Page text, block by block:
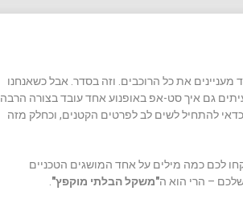
את כל הרוכבים. וזה בסדר. אבל כשאנחנו
גם איך סט-אפ באופנוע אחד עובד בצורה הרבה
להתחיל לשים לב לפרטים הקטנים, וכחלק מזה
לכם כמה מילים על אחד המושגים הטכניים
– הרי הוא ה"משקל הבלתי מוקפץ"